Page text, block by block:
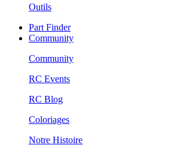
Outils
Part Finder
Community
Community
RC Events
RC Blog
Coloriages
Notre Histoire